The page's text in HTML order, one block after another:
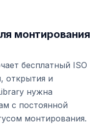
монтирования
бесплатный ISO
открытия и
нужна
с постоянной
монтирования.